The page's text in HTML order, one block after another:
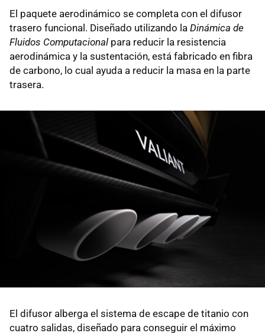
El paquete aerodinámico se completa con el difusor
trasero funcional. Diseñado utilizando la Dinámica de
Fluidos Computacional para reducir la resistencia
aerodinámica y la sustentación, está fabricado en fibra
de carbono, lo cual ayuda a reducir la masa en la parte
trasera.
El difusor alberga el sistema de escape de titanio con
cuatro salidas, diseñado para conseguir el máximo